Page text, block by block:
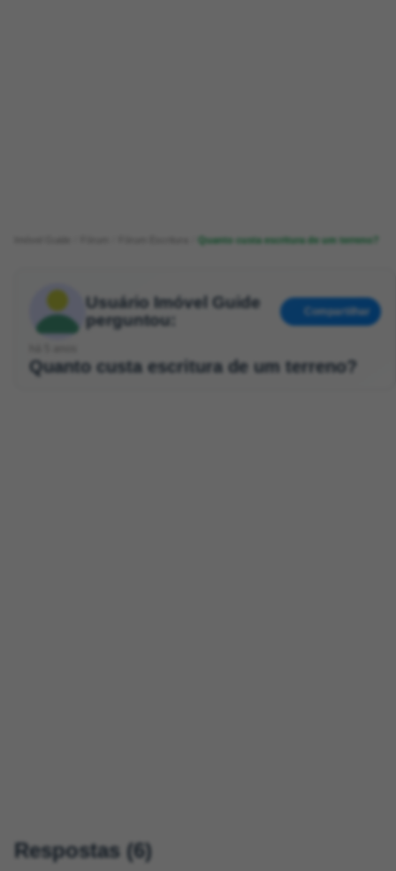
Quanto custa escritura de um terreno?
Usuário Imóvel Guide
perguntou:
Compartilhar
Quanto custa escritura de um terreno?
Respostas (6)